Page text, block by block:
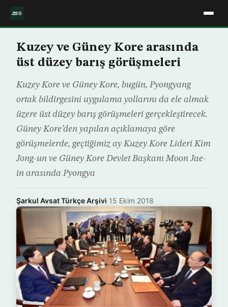
Kuzey ve Güney Kore arasında
üst düzey barış görüşmeleri
Kuzey Kore ve Güney Kore, bugün, Pyongyang
ortak bildirgesini uygulama yollarını da ele almak
üzere üst düzey barış görüşmeleri gerçekleştirecek.
Güney Kore’den yapılan açıklamaya göre
görüşmelerde, geçtiğimiz ay Kuzey Kore Lideri Kim
Jong-un ve Güney Kore Devlet Başkanı Moon Jae-
in arasında Pyongya
Şarkul Avsat Türkçe Arşivi·15 Ekim 2018